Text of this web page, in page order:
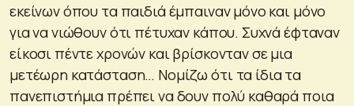
εκείνων όπου τα παιδιά έμπαιναν μόνο και μόνο
για να νιώθουν ότι πέτυχαν κάπου. Συχνά έφταναν
είκοσι πέντε χρονών και βρίσκονταν σε μια
μετέωρη κατάσταση… Νομίζω ότι τα ίδια τα
πανεπιστήμια πρέπει να δουν πολύ καθαρά ποια